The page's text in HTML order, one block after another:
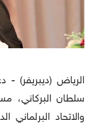
الرياض (ديبريفر) -
سلطان البركاني،
والاتحاد